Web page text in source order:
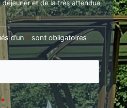
déjeuner et de la très attendue
d’un * sont obligatoires
*